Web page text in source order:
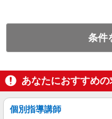
条件
あなたにおすすめの
個別指導講師